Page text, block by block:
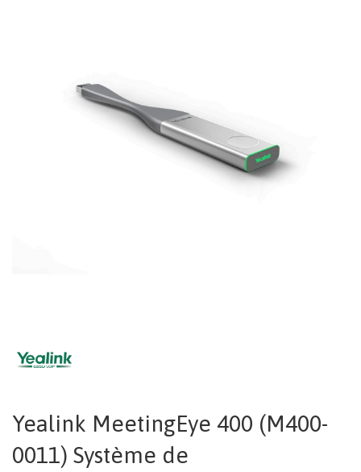
Yealink MeetingEye 400 (M400-
0011) Système de